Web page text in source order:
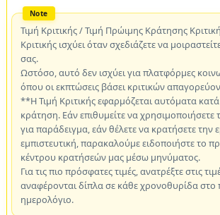
Τιμή Κριτικής / Τιμή Πρώιμης Κράτησης
Κριτικής ισχύει όταν σχεδιάζετε να
σας.
Ωστόσο, αυτό δεν ισχύει για πλατφόρμες
όπου οι εκπτώσεις βάσει κριτικών
**Η Τιμή Κριτικής εφαρμόζεται αυτόματα
κράτηση. Εάν επιθυμείτε να χρησιμοποιήσετε
για παράδειγμα, εάν θέλετε να κρατήσετε την
εμπιστευτική, παρακαλούμε ειδοποιήστε το
κέντρου κρατήσεών μας μέσω μηνύματος.
Για τις πιο πρόσφατες τιμές, ανατρέξτε στις
αναφέρονται δίπλα σε κάθε χρονοθυρίδα
ημερολόγιο.